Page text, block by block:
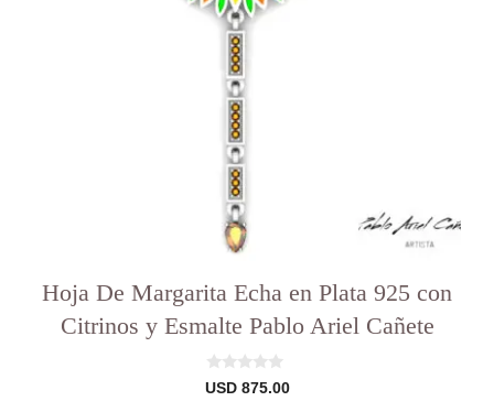
Hoja De Margarita Echa en Plata 925 con
Citrinos y Esmalte Pablo Ariel Cañete
0
d
USD875.00